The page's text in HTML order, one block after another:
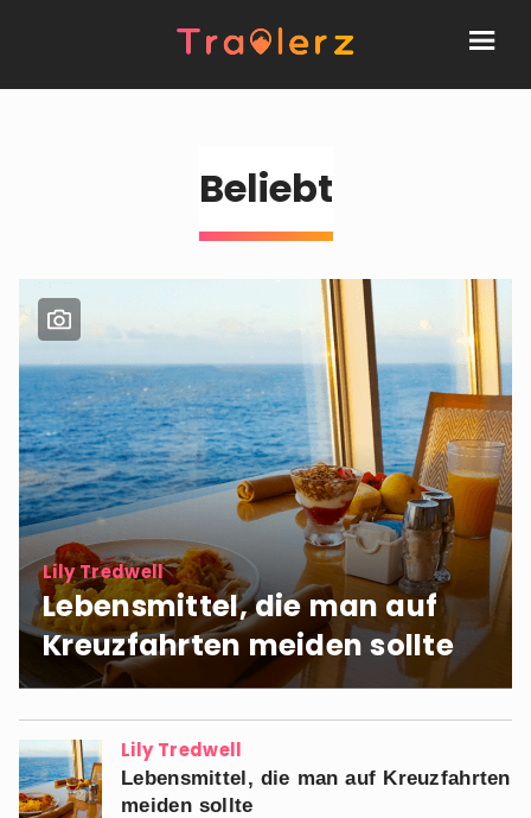
Beliebt
Lily Tredwell
Lebensmittel, die man auf
Kreuzfahrten meiden sollte
Lily Tredwell
Lebensmittel, die man auf Kreuzfahrten
meiden sollte